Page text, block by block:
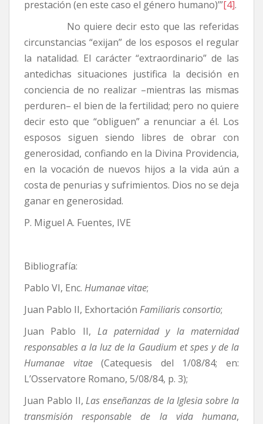
prestación (en este caso el género humano)’”[4].
No quiere decir esto que las referidas
circunstancias “exijan” de los esposos el regular
la natalidad. El carácter “extraordinario” de las
antedichas situaciones justifica la decisión en
conciencia de no realizar –mientras las mismas
perduren– el bien de la fertilidad; pero no quiere
decir esto que “obliguen” a renunciar a él. Los
esposos siguen siendo libres de obrar con
generosidad, confiando en la Divina Providencia,
en la vocación de nuevos hijos a la vida aún a
costa de penurias y sufrimientos. Dios no se deja
ganar en generosidad.
P. Miguel A. Fuentes, IVE
Bibliografía:
Pablo VI, Enc. Humanae vitae;
Juan Pablo II, Exhortación Familiaris consortio;
Juan Pablo II, La paternidad y la maternidad
responsables a la luz de la Gaudium et spes y de la
Humanae vitae(Catequesis del 1/08/84; en:
L’Osservatore Romano, 5/08/84, p. 3);
Juan Pablo II,Las enseñanzas de la Iglesia sobre la
transmisión responsable de la vida humana,